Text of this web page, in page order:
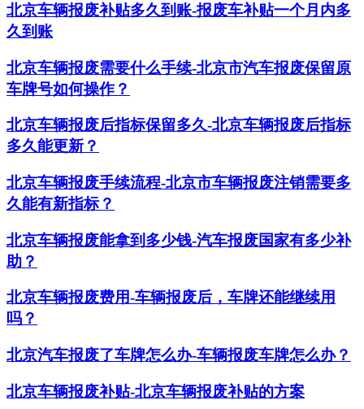
北京车辆报废补贴多久到账-报废车补贴一个月内多
久到账
北京车辆报废需要什么手续-北京市汽车报废保留原
车牌号如何操作？
北京车辆报废后指标保留多久-北京车辆报废后指标
多久能更新？
北京车辆报废手续流程-北京市车辆报废注销需要多
久能有新指标？
北京车辆报废能拿到多少钱-汽车报废国家有多少补
助？
北京车辆报废费用-车辆报废后，车牌还能继续用
吗？
北京汽车报废了车牌怎么办-车辆报废车牌怎么办？
北京车辆报废补贴-北京车辆报废补贴的方案